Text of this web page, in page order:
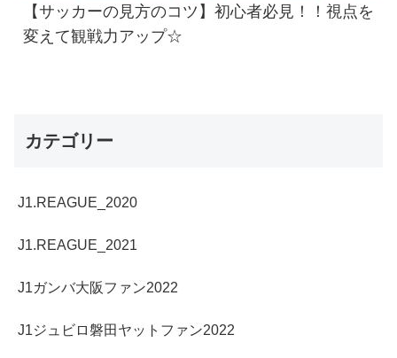
【サッカーの見方のコツ】初心者必見！！視点を
変えて観戦力アップ☆
カテゴリー
J1.REAGUE_2020
J1.REAGUE_2021
J1ガンバ大阪ファン2022
J1ジュビロ磐田ヤットファン2022